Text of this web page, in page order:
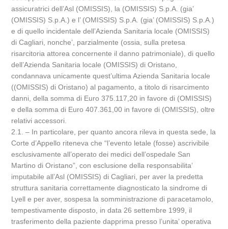
assicuratrici dell’Asl (OMISSIS), la (OMISSIS) S.p.A. (gia’
(OMISSIS) S.p.A.) e l’ (OMISSIS) S.p.A. (gia’ (OMISSIS) S.p.A.)
e di quello incidentale dell’Azienda Sanitaria locale (OMISSIS)
di Cagliari, nonche’, parzialmente (ossia, sulla pretesa
risarcitoria attorea concernente il danno patrimoniale), di quello
dell’Azienda Sanitaria locale (OMISSIS) di Oristano,
condannava unicamente quest’ultima Azienda Sanitaria locale
((OMISSIS) di Oristano) al pagamento, a titolo di risarcimento
danni, della somma di Euro 375.117,20 in favore di (OMISSIS)
e della somma di Euro 407.361,00 in favore di (OMISSIS), oltre
relativi accessori.
2.1. – In particolare, per quanto ancora rileva in questa sede, la
Corte d’Appello riteneva che “l’evento letale (fosse) ascrivibile
esclusivamente all’operato dei medici dell’ospedale San
Martino di Oristano”, con esclusione della responsabilita’
imputabile all’Asl (OMISSIS) di Cagliari, per aver la predetta
struttura sanitaria correttamente diagnosticato la sindrome di
Lyell e per aver, sospesa la somministrazione di paracetamolo,
tempestivamente disposto, in data 26 settembre 1999, il
trasferimento della paziente dapprima presso l’unita’ operativa